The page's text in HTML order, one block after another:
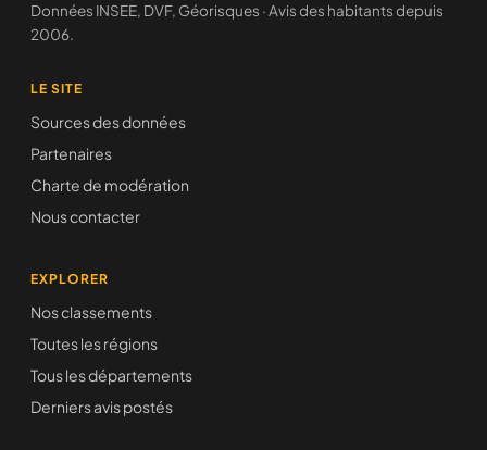
Données INSEE, DVF, Géorisques · Avis des habitants depuis
2006.
LE SITE
Sources des données
Partenaires
Charte de modération
Nous contacter
EXPLORER
Nos classements
Toutes les régions
Tous les départements
Derniers avis postés